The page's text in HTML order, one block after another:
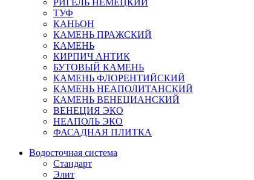
РИГЕЛЬ НЕМЕЦКИЙ
ТУФ
КАНЬОН
КАМЕНЬ ПРАЖСКИЙ
КАМЕНЬ
КИРПИЧ АНТИК
БУТОВЫЙ КАМЕНЬ
КАМЕНЬ ФЛОРЕНТИЙСКИЙ
КАМЕНЬ НЕАПОЛИТАНСКИЙ
КАМЕНЬ ВЕНЕЦИАНСКИЙ
ВЕНЕЦИЯ ЭКО
НЕАПОЛЬ ЭКО
ФАСАДНАЯ ПЛИТКА
Водосточная система
Стандарт
Элит